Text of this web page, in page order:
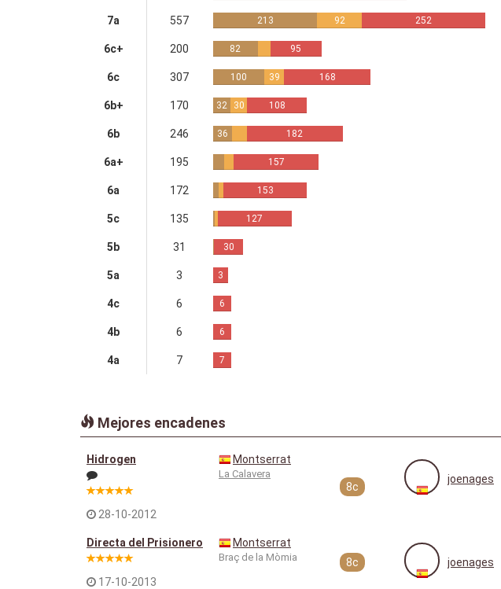
7a 557 213 92 252
6c+ 200 82 95
6c 307 100 39 168
6b+ 170 32 30 108
6b 246 36 182
6a+ 195 157
6a 172 153
5c 135 127
5b 31 30
5a 3 3
4c 6 6
4b 6 6
4a 7 7
Mejores encadenes
Hidrogen
28-10-2012
Montserrat
La Calavera
8c
joenages
Directa del Prisionero
17-10-2013
Montserrat
Braç de la Mòmia 8c joenages